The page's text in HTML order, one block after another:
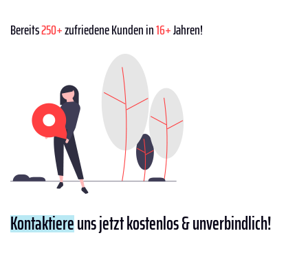
Bereits250+zufriedene Kunden in16+Jahren!
Kontaktiereuns jetzt kostenlos & unverbindlich!